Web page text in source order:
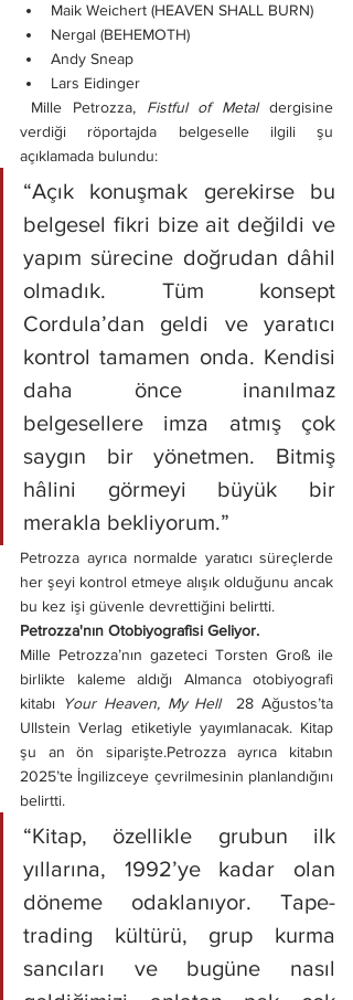
Maik Weichert (HEAVEN SHALL BURN)
Nergal (BEHEMOTH)
Andy Sneap
Lars Eidinger
Mille Petrozza, Fistful of Metal dergisine
verdiği röportajda belgeselle ilgili şu
açıklamada bulundu:
“Açık konuşmak gerekirse bu
belgesel fikri bize ait değildi ve
yapım sürecine doğrudan dâhil
olmadık. Tüm konsept
Cordula’dan geldi ve yaratıcı
kontrol tamamen onda. Kendisi
daha önce inanılmaz
belgesellere imza atmış çok
saygın bir yönetmen. Bitmiş
hâlini görmeyi büyük bir
merakla bekliyorum.”
Petrozza ayrıca normalde yaratıcı süreçlerde
her şeyi kontrol etmeye alışık olduğunu ancak
bu kez işi güvenle devrettiğini belirtti.
Petrozza'nın Otobiyografisi Geliyor.
Mille Petrozza’nın gazeteci Torsten Groß ile
birlikte kaleme aldığı Almanca otobiyografi
kitabı
Your Heaven, My Hell
28 Ağustos’ta
Ullstein Verlag etiketiyle yayımlanacak. Kitap
şu an ön siparişte.Petrozza ayrıca kitabın
2025’te İngilizceye çevrilmesinin planlandığını
belirtti.
“Kitap, özellikle grubun ilk
yıllarına, 1992’ye kadar olan
döneme odaklanıyor. Tape-
trading kültürü, grup kurma
sancıları ve bugüne nasıl